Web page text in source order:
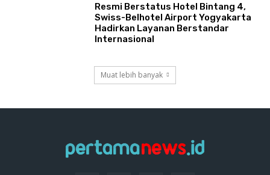
Resmi Berstatus Hotel Bintang 4,
Swiss-Belhotel Airport Yogyakarta
Hadirkan Layanan Berstandar
Internasional
Muat lebih banyak